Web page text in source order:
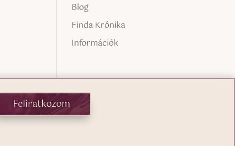
Blog
Finda Krónika
Információk
Feliratkozom